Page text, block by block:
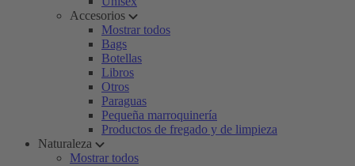
Accesorios
Mostrar todos
Bags
Botellas
Libros
Otros
Paraguas
Pequeña marroquinería
Productos de fregado y de limpieza
Naturaleza
Mostrar todos